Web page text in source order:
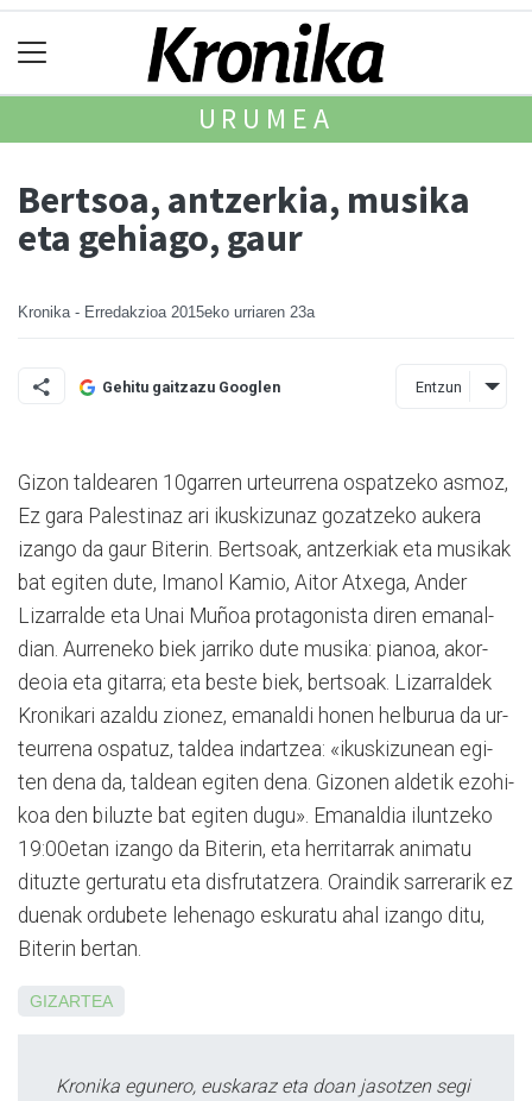
URUMEA
Bertsoa, antzerkia, musika
eta gehiago, gaur
Kronika - Erredakzioa 2015eko urriaren 23a
Gehitu gaitzazu Googlen Entzun
Gizon taldearen 10garren urte­urrena ospatzeko asmoz,
Ez gara Palestinaz ari ikus­kizunaz gozatzeko aukera
izango da gaur Biterin. Ber­tsoak, an­tzerkiak eta musikak
bat egiten dute, Imanol Kamio, Aitor Atxega, Ander
Lizarralde eta Unai Muñoa protagonista diren ema­nal­
dian. Aurreneko biek ja­rriko dute musika: pianoa, akor­
deoia eta gitarra; eta beste biek, bertsoak. Lizarraldek
Kro­nikari azaldu zionez, ema­naldi honen helburua da ur­
teu­rrena ospatuz, taldea in­dar­tzea: «ikuskizunean egi­
ten dena da, taldean egiten de­na. Gizonen aldetik ezohi­
koa den biluzte bat egiten dugu». Emanaldia iluntzeko
19:00­etan izango da Biterin, eta herritarrak animatu
dituzte gerturatu eta dis­frutatzera. Oraindik sarre­rarik ez
duenak ordubete le­henago eskuratu ahal izango ditu,
Biterin bertan.
GIZARTEA
Kronika egunero, euskaraz eta doan jasotzen segi